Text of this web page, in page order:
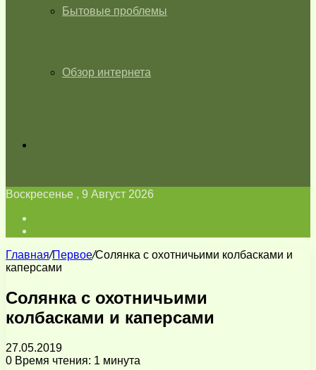
Бытовые проблемы
Обзор интернета
Воскресенье , 9 Август 2026
Главная/Первое/Солянка с охотничьими колбасками и
каперсами
Солянка с охотничьими
колбасками и каперсами
27.05.2019
0 Время чтения: 1 минута